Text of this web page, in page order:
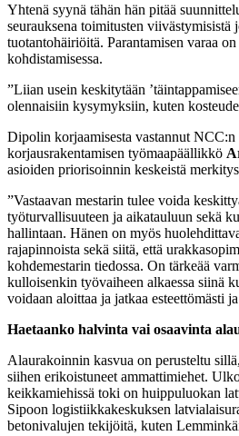
Yhtenä syynä tähän hän pitää
seurauksena toimitusten viivästymisistä
tuotantohäiriöitä. Parantamisen varaa
kohdistamisessa.
”Liian usein keskitytään
olennaisiin kysymyksiin, kuten
Dipolin korjaamisesta vastannut
korjausrakentamisen työmaapäällikkö
asioiden priorisoinnin keskeistä
”Vastaavan mestarin tulee voida
työturvallisuuteen ja aikatauluun sekä
hallintaan. Hänen on myös
rajapinnoista sekä siitä, että
kohdemestarin tiedossa. On tärkeää
kulloisenkin työvaiheen alkaessa siinä
voidaan aloittaa ja jatkaa esteettömästi
Haetaanko halvinta vai osaavinta
Alaurakoinnin kasvua on perusteltu
siihen erikoistuneet ammattimiehet.
keikkamiehissä toki on huippuluokan
Sipoon logistiikkakeskuksen
betonivalujen tekijöitä, kuten